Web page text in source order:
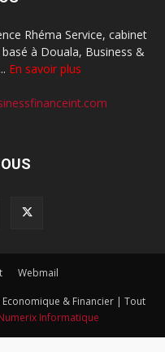
Rhéma Service, cabinet
à Douala, Business &
En savoir plus
Webmail
& Financier | Tout
Informatique